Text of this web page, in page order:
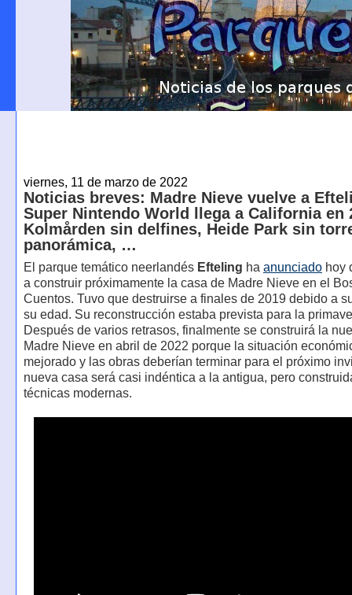
viernes, 11 de marzo de 2022
Noticias breves: Madre Nieve vuelve a
Super Nintendo World llega a California en
Kolmården sin delfines, Heide Park sin
panorámica, …
El parque temático neerlandés Efteling ha anunciadohoy
a construir próximamente la casa de Madre Nieve en el
Cuentos. Tuvo que destruirse a finales de 2019 debido a
su edad. Su reconstrucción estaba prevista para la
Después de varios retrasos, finalmente se construirá la
Madre Nieve en abril de 2022 porque la situación
mejorado y las obras deberían terminar para el próximo
nueva casa será casi indéntica a la antigua, pero
técnicas modernas.